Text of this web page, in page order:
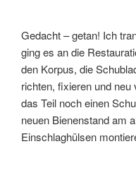
Gedacht – getan! Ich
ging es an die
den Korpus, die
richten, fixieren und
das Teil noch einen
neuen Bienenstand am
Einschlaghülsen